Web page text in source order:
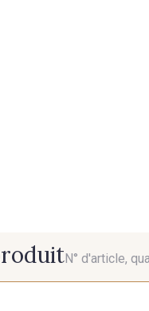
N° d'article,